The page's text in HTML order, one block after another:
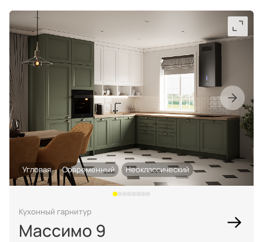
Угловая Современный Неоклассический
Кухонный гарнитур
Массимо 9